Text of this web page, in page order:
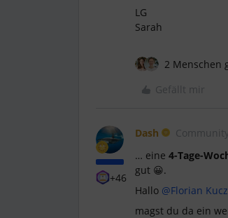
LG
Sarah
2 Menschen
Gefällt mir
+46
Dash
… eine 4-Tage-
gut 😀.
Hallo @Florian
magst du da ein